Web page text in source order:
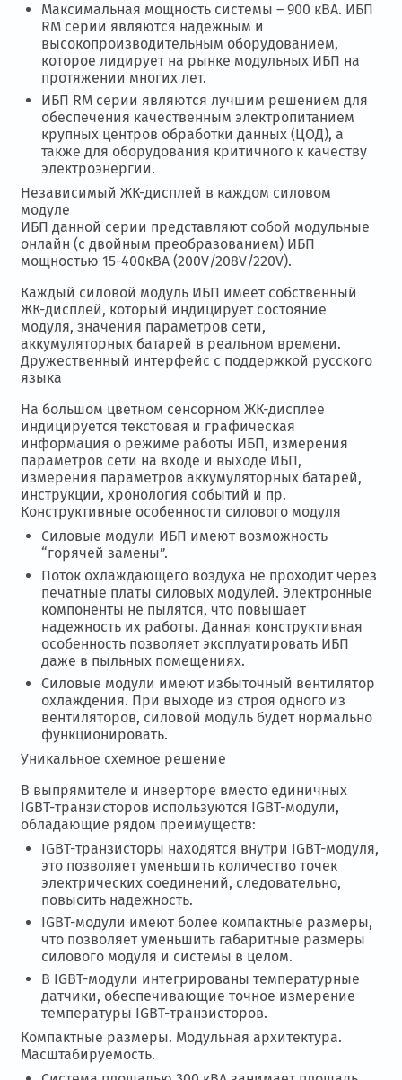
Максимальная мощность системы – 900 кВА. ИБП
RM серии являются надежным и
высокопроизводительным оборудованием,
которое лидирует на рынке модульных ИБП на
протяжении многих лет.
ИБП RM серии являются лучшим решением для
обеспечения качественным электропитанием
крупных центров обработки данных (ЦОД), а
также для оборудования критичного к качеству
электроэнергии.
Независимый ЖК-дисплей в каждом силовом
модуле
ИБП данной серии представляют собой модульные
онлайн (с двойным преобразованием) ИБП
мощностью 15-400кВА (200V/208V/220V).
Каждый силовой модуль ИБП имеет собственный
ЖК-дисплей, который индицирует состояние
модуля, значения параметров сети,
аккумуляторных батарей в реальном времени.
Дружественный интерфейс с поддержкой русского
языка
На большом цветном сенсорном ЖК-дисплее
индицируется текстовая и графическая
информация о режиме работы ИБП, измерения
параметров сети на входе и выходе ИБП,
измерения параметров аккумуляторных батарей,
инструкции, хронология событий и пр.
Конструктивные особенности силового модуля
Силовые модули ИБП имеют возможность
“горячей замены”.
Поток охлаждающего воздуха не проходит через
печатные платы силовых модулей. Электронные
компоненты не пылятся, что повышает
надежность их работы. Данная конструктивная
особенность позволяет эксплуатировать ИБП
даже в пыльных помещениях.
Силовые модули имеют избыточный вентилятор
охлаждения. При выходе из строя одного из
вентиляторов, силовой модуль будет нормально
функционировать.
Уникальное схемное решение
В выпрямителе и инверторе вместо единичных
IGBТ-транзисторов используются IGBT-модули,
обладающие рядом преимуществ:
IGBT-транзисторы находятся внутри IGBT-модуля,
это позволяет уменьшить количество точек
электрических соединений, следовательно,
повысить надежность.
IGBT-модули имеют более компактные размеры,
что позволяет уменьшить габаритные размеры
силового модуля и системы в целом.
В IGBT-модули интегрированы температурные
датчики, обеспечивающие точное измерение
температуры IGBT-транзисторов.
Компактные размеры. Модульная архитектура.
Масштабируемость.